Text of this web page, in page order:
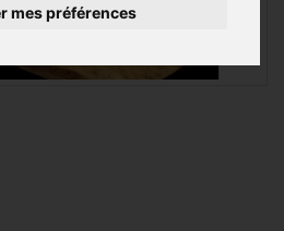
mes préférences